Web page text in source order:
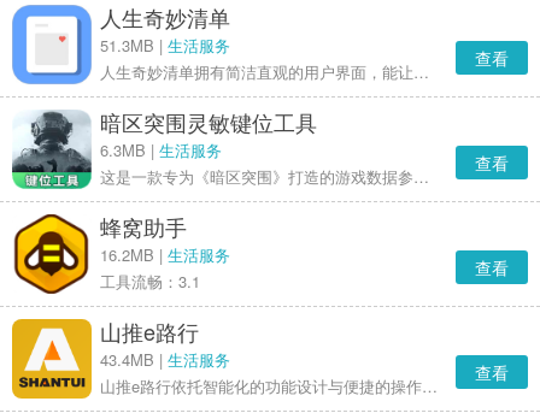
人生奇妙清单
51.3MB | 生活服务
人生奇妙清单拥有简洁直观的用户界面，能让你轻松创建、编辑并查看自己的人生目标，其配备的各类提醒与通知功能，可帮助你时刻聚焦目标，是一款相当实用的清单管理工具软件。
查看
暗区突围灵敏键位工具
6.3MB | 生活服务
这是一款专为《暗区突围》打造的游戏数据参考工具，汇聚了游戏内各类键位布局和灵敏度配置大全。在这里，你可以轻松查阅各路暗区大神的按键设置方案，以及他们详细的灵敏度数值分配。工具还贴心配备了悬浮窗、键位布局放大等实用功能，助力你在游戏中快速找到物资，高效开金！
查看
蜂窝助手
16.2MB | 生活服务
工具流畅：3.1
查看
山推e路行
43.4MB | 生活服务
山推e路行依托智能化的功能设计与便捷的操作体验，收获了用户的普遍认可。这款软件既提升了设备管理和维保的效率，也增进了客户与山推之间的沟通及服务质量。展望未来，伴随技术的持续升级和功能的日益完善，山推e路行或将成为行业内领先的智慧服务解决方案。
查看